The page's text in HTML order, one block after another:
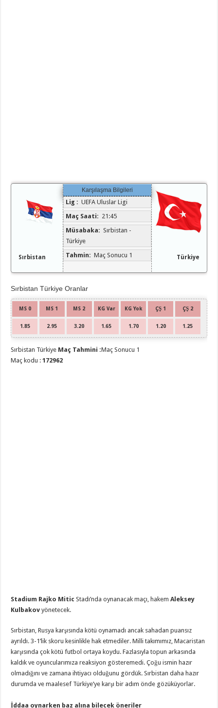
Sırbistan
Karşılaşma Bilgileri
Lig : UEFA Uluslar Ligi
Maç Saati: 21:45
Müsabaka: Sırbistan -
Türkiye
Tahmin: Maç Sonucu 1 Türkiye
Sırbistan Türkiye Oranlar
MS 0 MS 1 MS 2 KG Var KG Yok ÇŞ 1 ÇŞ 2
1.85 2.95 3.20 1.65 1.70 1.20 1.25
Sırbistan Türkiye Maç Tahmini :Maç Sonucu 1
Maç kodu :172962
Stadium Rajko Mitic Stadı’nda oynanacak maçı, hakemAleksey
Kulbakov yönetecek.
Sırbistan, Rusya karşısında kötü oynamadı ancak sahadan puansız
ayrıldı. 3-1’lik skoru kesinlikle hak etmediler. Milli takımımız, Macaristan
karşısında çok kötü futbol ortaya koydu. Fazlasıyla topun arkasında
kaldık ve oyuncularımıza reaksiyon gösteremedi. Çoğu ismin hazır
olmadığını ve zamana ihtiyacı olduğunu gördük. Sırbistan daha hazır
durumda ve maalesef Türkiye’ye karşı bir adım önde gözüküyorlar.
İddaa oynarken baz alına bilecek öneriler